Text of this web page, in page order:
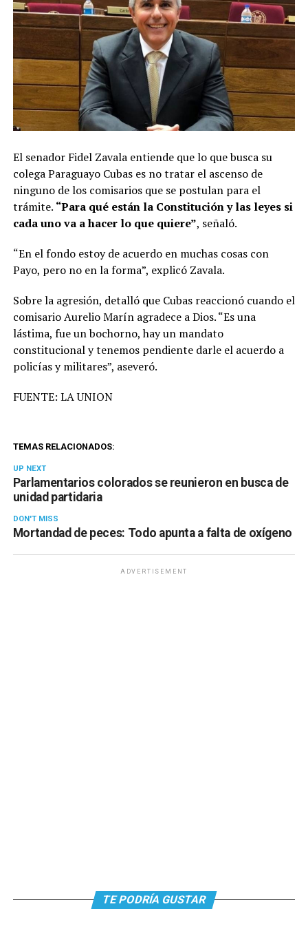
El senador Fidel Zavala entiende que lo que busca su
colega Paraguayo Cubas es no tratar el ascenso de
ninguno de los comisarios que se postulan para el
trámite. “Para qué están la Constitución y las leyes si
cada uno va a hacer lo que quiere”, señaló.
“En el fondo estoy de acuerdo en muchas cosas con
Payo, pero no en la forma”, explicó Zavala.
Sobre la agresión, detalló que Cubas reaccionó cuando el
comisario Aurelio Marín agradece a Dios. “Es una
lástima, fue un bochorno, hay un mandato
constitucional y tenemos pendiente darle el acuerdo a
policías y militares”, aseveró.
FUENTE: LA UNION
TEMAS RELACIONADOS:
UP NEXT
Parlamentarios colorados se reunieron en busca de
unidad partidaria
DON'T MISS
Mortandad de peces: Todo apunta a falta de oxígeno
ADVERTISEMENT
TE PODRÍA GUSTAR